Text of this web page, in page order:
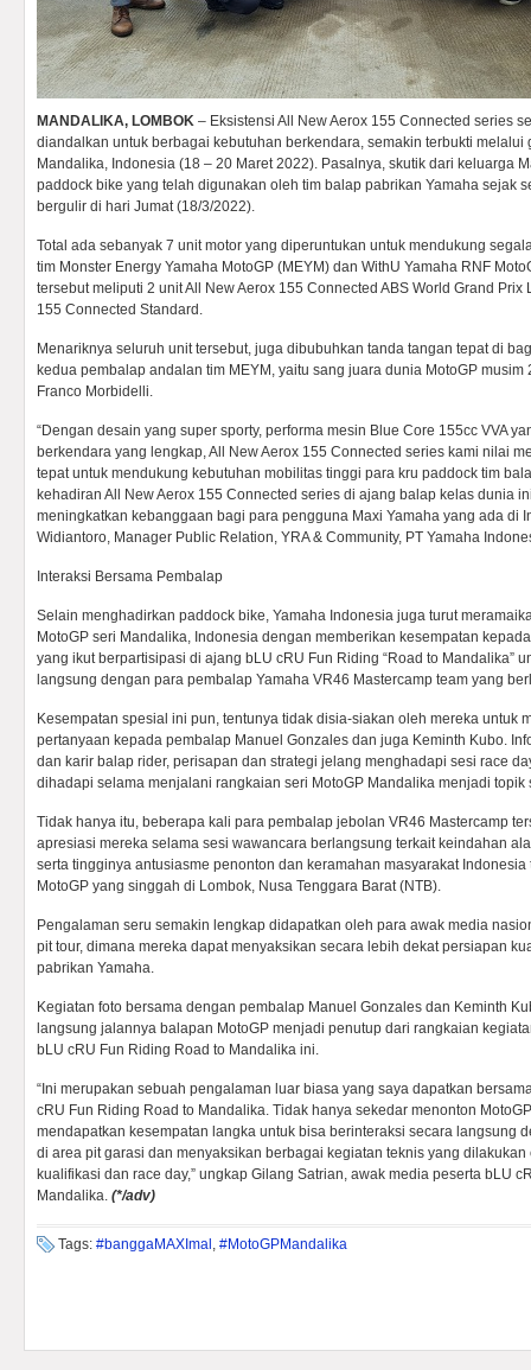
MANDALIKA, LOMBOK – Eksistensi All New Aerox 155 Connected series
diandalkan untuk berbagai kebutuhan berkendara, semakin terbukti melalui
Mandalika, Indonesia (18 – 20 Maret 2022). Pasalnya, skutik dari keluarga
paddock bike yang telah digunakan oleh tim balap pabrikan Yamaha sejak
bergulir di hari Jumat (18/3/2022).
Total ada sebanyak 7 unit motor yang diperuntukan untuk mendukung
tim Monster Energy Yamaha MotoGP (MEYM) dan WithU Yamaha RNF
tersebut meliputi 2 unit All New Aerox 155 Connected ABS World Grand Prix
155 Connected Standard.
Menariknya seluruh unit tersebut, juga dibubuhkan tanda tangan tepat di
kedua pembalap andalan tim MEYM, yaitu sang juara dunia MotoGP musim
Franco Morbidelli.
“Dengan desain yang super sporty, performa mesin Blue Core 155cc VVA
berkendara yang lengkap, All New Aerox 155 Connected series kami nilai
tepat untuk mendukung kebutuhan mobilitas tinggi para kru paddock tim
kehadiran All New Aerox 155 Connected series di ajang balap kelas dunia
meningkatkan kebanggaan bagi para pengguna Maxi Yamaha yang ada di
Widiantoro, Manager Public Relation, YRA & Community, PT Yamaha
Interaksi Bersama Pembalap
Selain menghadirkan paddock bike, Yamaha Indonesia juga turut
MotoGP seri Mandalika, Indonesia dengan memberikan kesempatan
yang ikut berpartisipasi di ajang bLU cRU Fun Riding “Road to Mandalika”
langsung dengan para pembalap Yamaha VR46 Mastercamp team yang
Kesempatan spesial ini pun, tentunya tidak disia-siakan oleh mereka untuk
pertanyaan kepada pembalap Manuel Gonzales dan juga Keminth Kubo.
dan karir balap rider, perisapan dan strategi jelang menghadapi sesi race
dihadapi selama menjalani rangkaian seri MotoGP Mandalika menjadi topik
Tidak hanya itu, beberapa kali para pembalap jebolan VR46 Mastercamp
apresiasi mereka selama sesi wawancara berlangsung terkait keindahan
serta tingginya antusiasme penonton dan keramahan masyarakat
MotoGP yang singgah di Lombok, Nusa Tenggara Barat (NTB).
Pengalaman seru semakin lengkap didapatkan oleh para awak media
pit tour, dimana mereka dapat menyaksikan secara lebih dekat persiapan
pabrikan Yamaha.
Kegiatan foto bersama dengan pembalap Manuel Gonzales dan Keminth
langsung jalannya balapan MotoGP menjadi penutup dari rangkaian
bLU cRU Fun Riding Road to Mandalika ini.
“Ini merupakan sebuah pengalaman luar biasa yang saya dapatkan
cRU Fun Riding Road to Mandalika. Tidak hanya sekedar menonton
mendapatkan kesempatan langka untuk bisa berinteraksi secara langsung
di area pit garasi dan menyaksikan berbagai kegiatan teknis yang
kualifikasi dan race day,” ungkap Gilang Satrian, awak media peserta bLU
Mandalika. (*/adv)
Tags: #banggaMAXImal , #MotoGPMandalika